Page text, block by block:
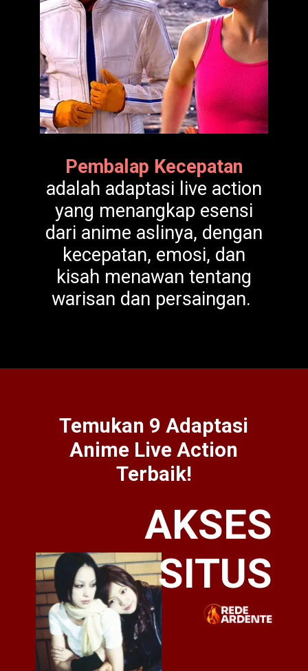
Pembalap Kecepatan
adalah adaptasi live action
yang menangkap esensi
dari anime aslinya, dengan
kecepatan, emosi, dan
kisah menawan tentang
warisan dan persaingan.
AKSES
SITUS
Temukan 9 Adaptasi
Anime Live Action
Terbaik!